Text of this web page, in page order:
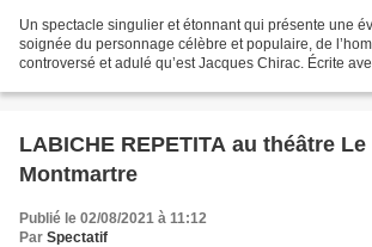
Un spectacle singulier et étonnant qui présente une
soignée du personnage célèbre et populaire, de
controversé et adulé qu’est Jacques Chirac. Écrite
LABICHE REPETITA au théâtre
Montmartre
Publié le 02/08/2021 à 11:12
Par Spectatif